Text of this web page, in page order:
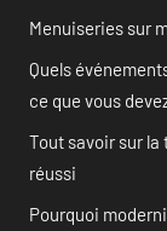
Menuiseries sur
Quels
ce que vous
Tout savoir sur
réussi
Pourquoi